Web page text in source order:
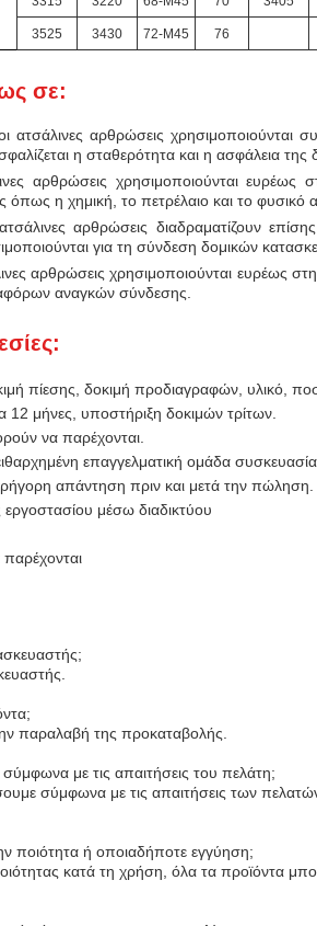
3525 3430 72-M45 76
σε:
ατσάλινες αρθρώσεις
η σταθερότητα και η ασφάλεια της
αρθρώσεις χρησιμοποιούνται
όπως η χημική, το πετρέλαιο και το φυσικό
αρθρώσεις διαδραματίζουν
για τη σύνδεση δομικών
αρθρώσεις χρησιμοποιούνται ευρέως
αναγκών σύνδεσης.
πίεσης, δοκιμή προδιαγραφών, υλικό,
12 μήνες, υποστήριξη δοκιμών τρίτων.
να παρέχονται.
επαγγελματική ομάδα
απάντηση πριν και μετά την πώληση.
μέσω διαδικτύου
παραλαβή της προκαταβολής.
με τις απαιτήσεις του πελάτη;
σύμφωνα με τις απαιτήσεις των πελατών,
ποιότητα ή οποιαδήποτε εγγύηση;
κατά τη χρήση, όλα τα προϊόντα